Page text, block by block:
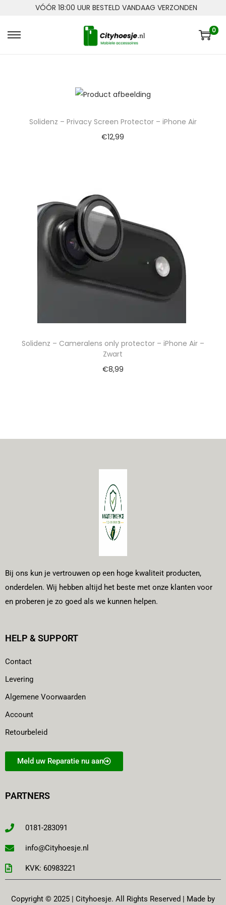
VÓÓR 18:00 UUR BESTELD VANDAAG VERZONDEN
0
Solidenz – Privacy Screen Protector – iPhone Air
€12,99
Solidenz – Cameralens only protector – iPhone Air –
Zwart
€8,99
Bij ons kun je vertrouwen op een hoge kwaliteit producten,
onderdelen. Wij hebben altijd het beste met onze klanten voor
en proberen je zo goed als we kunnen helpen.
HELP & SUPPORT
Contact
Levering
Algemene Voorwaarden
Account
Retourbeleid
Meld uw Reparatie nu aan
PARTNERS
0181-283091
info@Cityhoesje.nl
KVK: 60983221
Copyright © 2025 | Cityhoesje. All Rights Reserved | Made by